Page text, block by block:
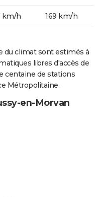
km/h 169 km/h
du climat sont estimés à
libres d'accès de
centaine de stations
Métropolitaine.
en-Morvan